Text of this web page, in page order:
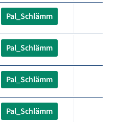
Pal_Schlämm
Pal_Schlämm
Pal_Schlämm
Pal_Schlämm